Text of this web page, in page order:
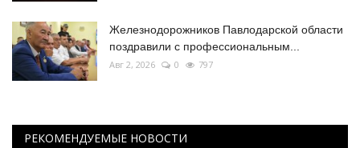
Железнодорожников Павлодарской области
поздравили с профессиональным...
Авг 2, 2026 0 797
РЕКОМЕНДУЕМЫЕ НОВОСТИ